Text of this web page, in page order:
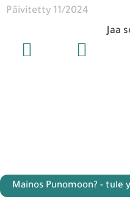
Päivitetty 11/2024
Jaa
Mainos Punomoon? - tule